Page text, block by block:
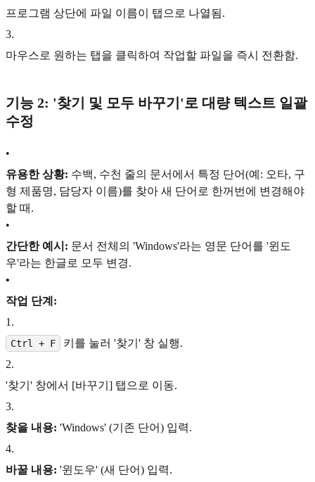
프로그램 상단에 파일 이름이 탭으로 나열됨.
3.
마우스로 원하는 탭을 클릭하여 작업할 파일을 즉시 전환함.
기능 2: '찾기 및 모두 바꾸기'로 대량 텍스트 일괄
수정
•
유용한 상황: 수백, 수천 줄의 문서에서 특정 단어(예: 오타, 구
형 제품명, 담당자 이름)를 찾아 새 단어로 한꺼번에 변경해야
할 때.
•
간단한 예시: 문서 전체의 'Windows'라는 영문 단어를 '윈도
우'라는 한글로 모두 변경.
•
작업 단계:
1 .
Ctrl + F
키를 눌러 '찾기' 창 실행.
2.
'찾기' 창에서 [바꾸기] 탭으로 이동.
3.
찾을 내용: 'Windows' (기존 단어) 입력.
4.
바꿀 내용: '윈도우' (새 단어) 입력.